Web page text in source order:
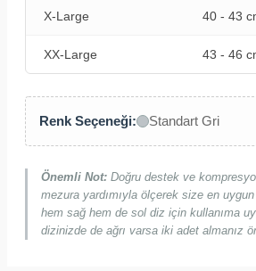
X-Large 40 - 43
XX-Large 43 - 46
Renk Seçeneği: Standart Gri
Önemli Not: Doğru destek ve
mezura yardımıyla ölçerek size en
hem sağ hem de sol diz için kullanıma
dizinizde de ağrı varsa iki adet almanız